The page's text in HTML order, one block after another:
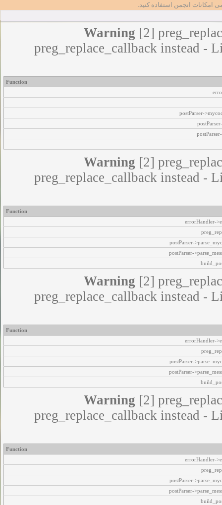
امکانات انجمن استفاده کنید.
Warning [2]
preg_replace_callback instead -
Function
postParser-
Warning [2]
preg_replace_callback instead -
Function
errorHandler-
postParser-
postParser-
Warning [2]
preg_replace_callback instead -
Function
errorHandler-
postParser-
postParser-
Warning [2]
preg_replace_callback instead -
Function
errorHandler-
postParser-
postParser-